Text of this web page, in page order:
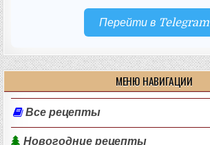
Перейти в Telegram
МЕНЮ НАВИГАЦИИ
Все рецепты
Новогодние рецепты